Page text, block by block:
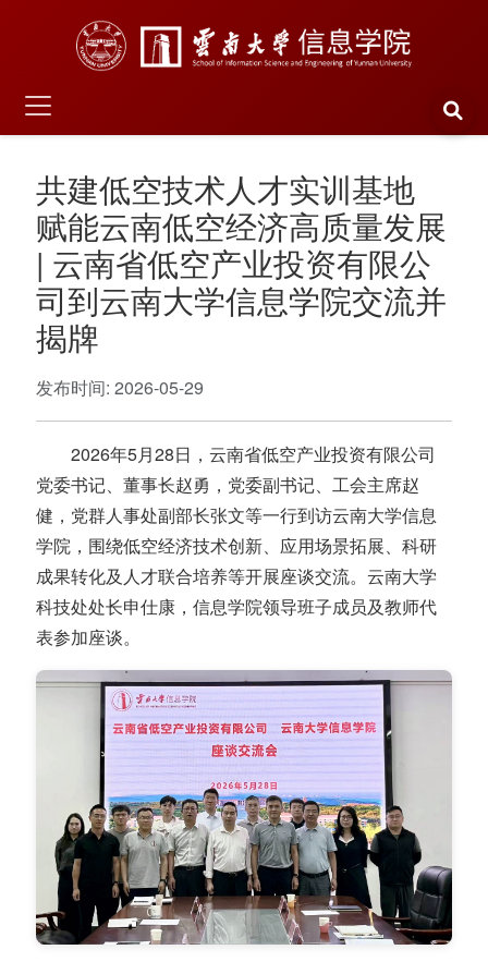
共建低空技术人才实训基地
赋能云南低空经济高质量发展
| 云南省低空产业投资有限公
司到云南大学信息学院交流并
揭牌
发布时间: 2026-05-29
2026年5月28日，云南省低空产业投资有限公司
党委书记、董事长赵勇，党委副书记、工会主席赵
健，党群人事处副部长张文等一行到访云南大学信息
学院，围绕低空经济技术创新、应用场景拓展、科研
成果转化及人才联合培养等开展座谈交流。云南大学
科技处处长申仕康，信息学院领导班子成员及教师代
表参加座谈。